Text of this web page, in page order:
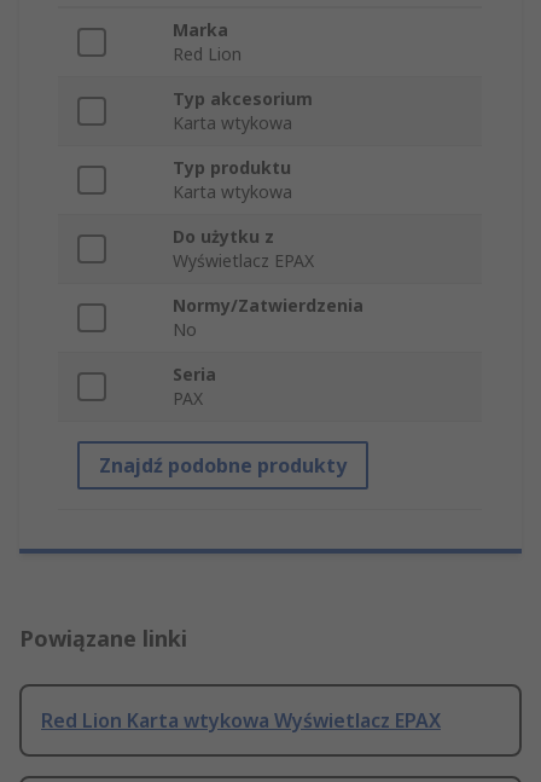
Marka
Red Lion
Typ akcesorium
Karta wtykowa
Typ produktu
Karta wtykowa
Do użytku z
Wyświetlacz EPAX
Normy/Zatwierdzenia
No
Seria
PAX
Znajdź podobne produkty
Powiązane linki
Red Lion Karta wtykowa Wyświetlacz EPAX